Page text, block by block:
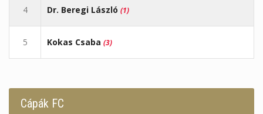
4 Dr. Beregi László (1)
5 Kokas Csaba (3)
Cápák FC